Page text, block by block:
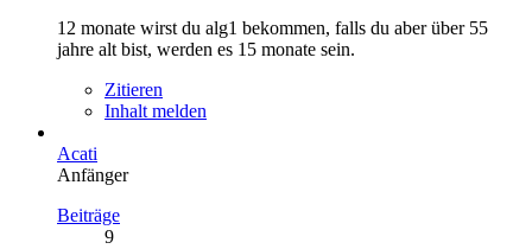
12 monate wirst du alg1 bekommen, falls du aber über 55
jahre alt bist, werden es 15 monate sein.
Zitieren
Inhalt melden
Acati
Anfänger
Beiträge
9